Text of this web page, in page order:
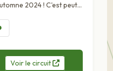
2024 ! C'est peut
la "déesse mère du
Voirle circuit